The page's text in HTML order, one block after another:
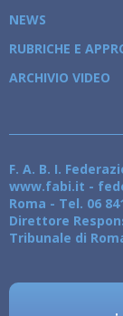
NEWS
RUBRICHE E
ARCHIVIO VIDEO
F. A. B. I.
www.fabi.it -
Roma - Tel. 06
Direttore
Tribunale di